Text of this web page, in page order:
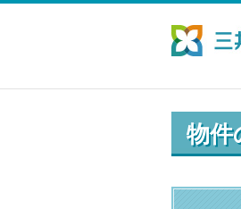
物件